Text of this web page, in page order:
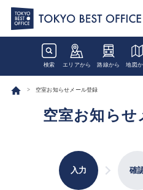
検索 エリアから 路線から 地図
空室お知らせメール登録
空室お知らせ
入力 確